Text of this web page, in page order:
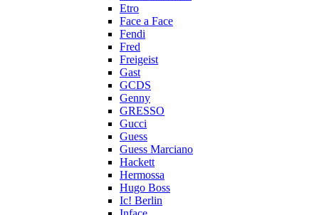
Etro
Face a Face
Fendi
Fred
Freigeist
Gast
GCDS
Genny
GRESSO
Gucci
Guess
Guess Marciano
Hackett
Hermossa
Hugo Boss
Ic! Berlin